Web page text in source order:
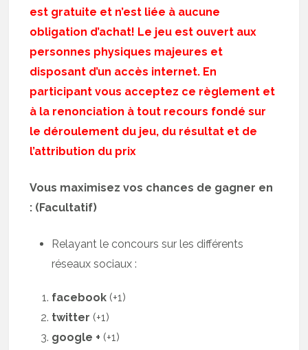
est gratuite et n’est liée à aucune
obligation d’achat! Le jeu est ouvert aux
personnes physiques majeures et
disposant d’un accès internet. En
participant vous acceptez ce règlement et
à la renonciation à tout recours fondé sur
le déroulement du jeu, du résultat et de
l’attribution du prix
Vous maximisez vos chances de gagner en
: (Facultatif)
Relayant le concours sur les différents
réseaux sociaux :
facebook (+1)
twitter (+1)
google + (+1)